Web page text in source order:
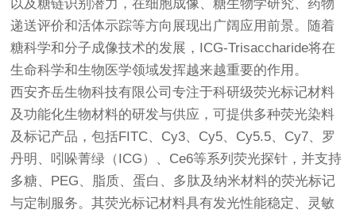
以及糖链识别潜力，在细胞成像、糖生物学研究、药物
递送评价和活体示踪等方向展现出广阔应用前景。随着
糖科学和分子成像技术的发展，ICG-Trisaccharide将在
生命科学和生物医学领域发挥越来越重要的作用。
西安齐岳生物科技有限公司专注于科研级荧光标记材料
及功能化生物材料的研发与供应，可提供多种荧光染料
及标记产品，包括FITC、Cy3、Cy5、Cy5.5、Cy7、罗
丹明、吲哚菁绿（ICG）、Ce6等系列荧光探针，并支持
多糖、PEG、脂质、蛋白、多肽及纳米材料的荧光标记
与定制服务。其荧光标记材料具有发光性能稳定、灵敏